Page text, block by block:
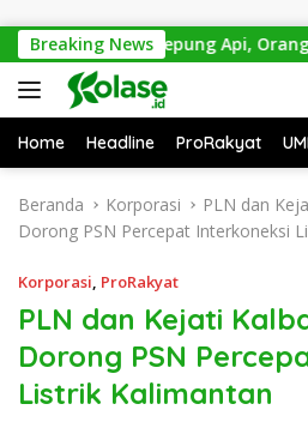
Breaking News
Dikepung Api, Orangutan
Home Headline ProRakyat
Beranda Korporasi
PLN dan
Dorong PSN Percepat Interkoneksi
Korporasi, ProRakyat
PLN dan Kejati
Dorong PSN
Listrik Kalimantan